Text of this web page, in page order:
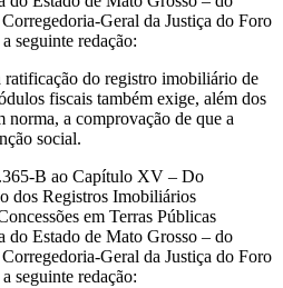
Geral da Justiça do Foro
seguinte redação:
do registro imobiliário de
fiscais também exige, além dos
norma, a comprovação de que a
social.
B ao Capítulo XV – Do
dos Registros Imobiliários
em Terras Públicas
do Estado de Mato Grosso – do
Geral da Justiça do Foro
seguinte redação: